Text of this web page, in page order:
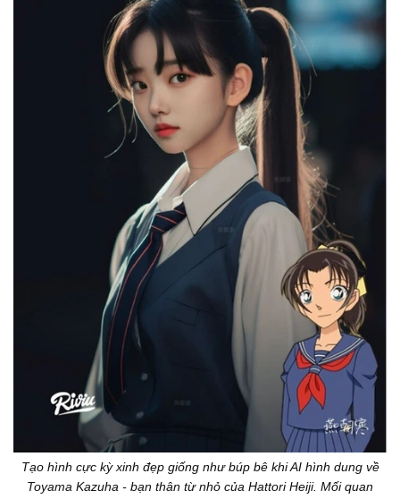
Tạo hình cực kỳ xinh đẹp giống như búp bê khi AI hình dung về
Toyama Kazuha - bạn thân từ nhỏ của Hattori Heiji. Mối quan